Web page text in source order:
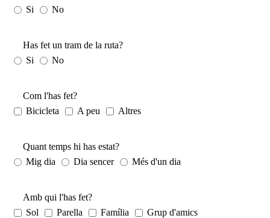
Si
No
Has fet un tram de la ruta?
Si
No
Com l'has fet?
Bicicleta
A peu Altres
Quant temps hi has estat?
Mig dia
Dia sencer Més d'un dia
Amb qui l'has fet?
Sol
Parella Família Grup d'amics